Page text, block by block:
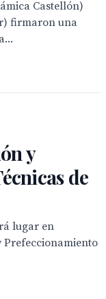
Castellón)
firmaron una
y
de
lugar en